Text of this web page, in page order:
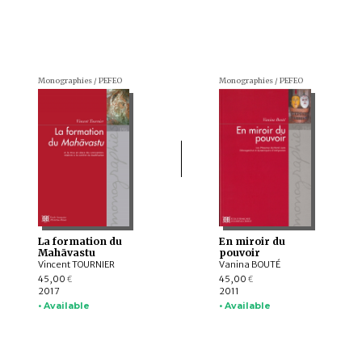
Monographies / PEFEO
La formation du
Mahāvastu
Vincent TOURNIER
45,00 €
2017
• Available
Monographies / PEFEO
En miroir du
pouvoir
Vanina BOUTÉ
45,00 €
2011
• Available